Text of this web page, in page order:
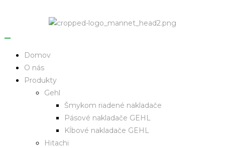
Domov
O nás
Produkty
Gehl
Šmykom riadené nakladače
Pásové nakladače GEHL
Kĺbové nakladače GEHL
Hitachi